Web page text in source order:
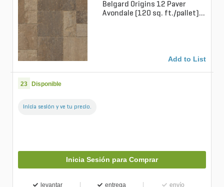
Belgard Origins 12 Paver
Avondale (120 sq. ft./pallet)
Add to List
23 Disponible
Inicia sesión y ve tu precio.
Inicia Sesión para Comprar
levantar entrega envío